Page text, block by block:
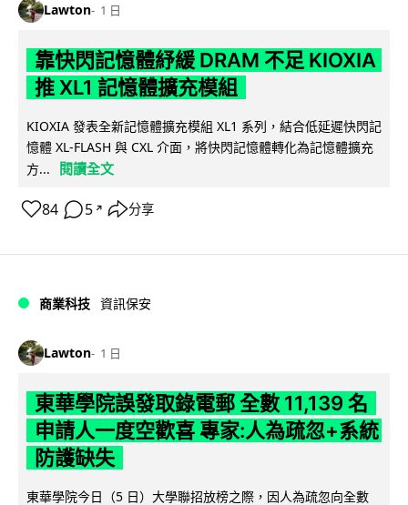
Lawton 1 日
靠快閃記憶體紓緩 DRAM 不足 KIOXIA
推 XL1 記憶體擴充模組
KIOXIA 發表全新記憶體擴充模組 XL1 系列，結合低延遲快閃記
憶體 XL-FLASH 與 CXL 介面，將快閃記憶體轉化為記憶體擴充
方...
閱讀全文
84 5 ↗ 分享
商業科技 資訊保安
Lawton 1 日
東華學院誤發取錄電郵 全數 11,139 名
申請人一度空歡喜 專家:人為疏忽+系統
防護缺失
東華學院今日（5 日）大學聯招放榜之際，因人為疏忽向全數